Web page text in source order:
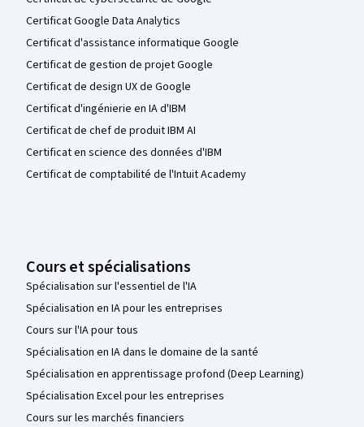
Certificat Google Data Analytics
Certificat d'assistance informatique Google
Certificat de gestion de projet Google
Certificat de design UX de Google
Certificat d'ingénierie en IA d'IBM
Certificat de chef de produit IBM AI
Certificat en science des données d'IBM
Certificat de comptabilité de l'Intuit Academy
Cours et spécialisations
Spécialisation sur l'essentiel de l'IA
Spécialisation en IA pour les entreprises
Cours sur l'IA pour tous
Spécialisation en IA dans le domaine de la santé
Spécialisation en apprentissage profond (Deep Learning)
Spécialisation Excel pour les entreprises
Cours sur les marchés financiers